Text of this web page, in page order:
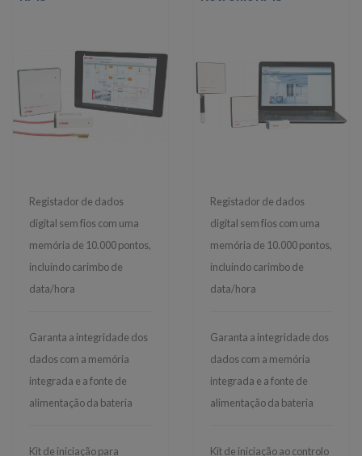
Registador de dados
digital sem fios com uma
memória de 10.000 pontos,
incluindo carimbo de
data/hora
Garanta a integridade dos
dados com a memória
integrada e a fonte de
alimentação da bateria
Kit de iniciação para
Registador de dados
digital sem fios com uma
memória de 10.000 pontos,
incluindo carimbo de
data/hora
Garanta a integridade dos
dados com a memória
integrada e a fonte de
alimentação da bateria
Kit de iniciação ao controlo